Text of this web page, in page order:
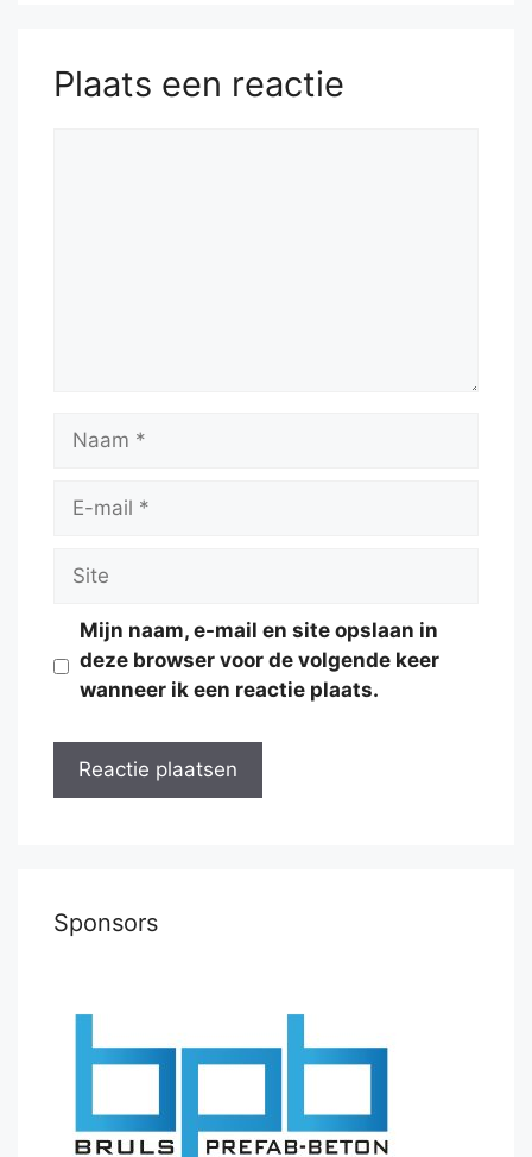
Plaats een reactie
Naam
Site
Mijn naam, e-mail en site opslaan in
deze browser voor de volgende keer
wanneer ik een reactie plaats.
Sponsors